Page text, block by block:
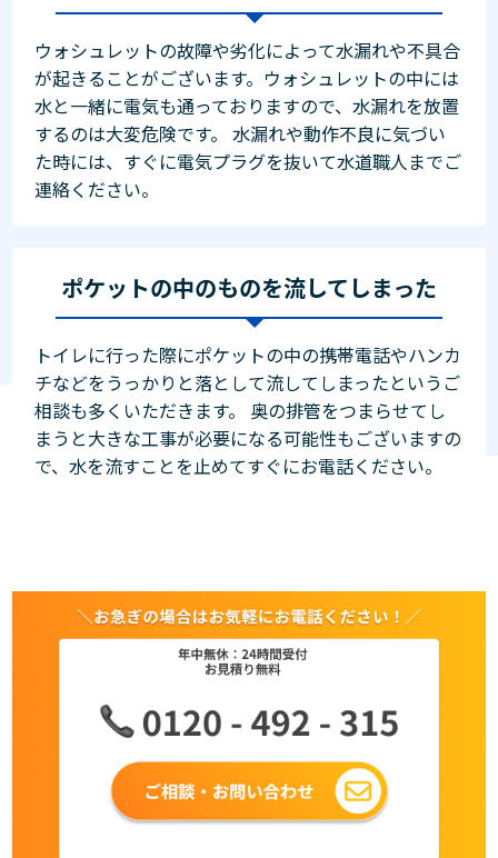
ウォシュレットの故障や劣化によって水漏れや不具合
が起きることがございます。ウォシュレットの中には
水と一緒に電気も通っておりますので、水漏れを放置
するのは大変危険です。 水漏れや動作不良に気づい
た時には、すぐに電気プラグを抜いて水道職人までご
連絡ください。
ポケットの中のものを流してしまった
トイレに行った際にポケットの中の携帯電話やハンカ
チなどをうっかりと落として流してしまったというご
相談も多くいただきます。 奥の排管をつまらせてし
まうと大きな工事が必要になる可能性もございますの
で、水を流すことを止めてすぐにお電話ください。